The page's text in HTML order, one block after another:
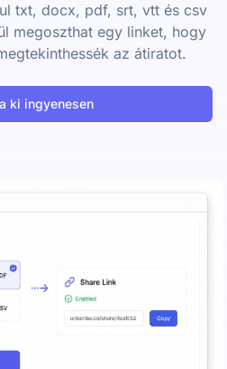
txt, docx, pdf, srt, vtt és csv
megoszthat egy linket, hogy
az átiratot.
ki ingyenesen